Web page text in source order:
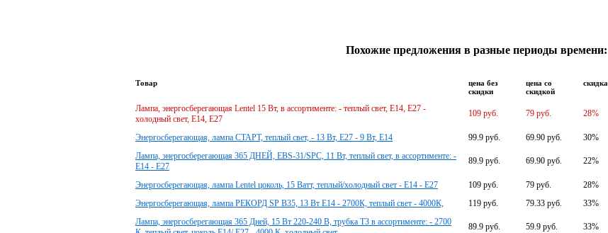
Похожие предложения в разные периоды времени:
Товар
цена без
скидки
цена со
скидкой
скидка
Лампа, энергосберегающая Lentel 15 Вт, в ассортименте: - теплый свет, Е14, Е27 -
холодный свет, Е14, Е27
109 руб. 79 руб. 28%
Энергосберегающая, лампа СТАРТ, теплый свет, - 13 Вт, Е27 - 9 Вт, Е14 99.9 руб. 69.90 руб. 30%
Лампа, энергосберегающая 365 ДНЕЙ, EBS-31/SPC, 11 Вт, теплый свет, в ассортименте: -
Е14 - Е27
89.9 руб. 69.90 руб. 22%
Энергосберегающая, лампа Lentel цоколь, 15 Ватт, теплый/холодный свет - E14 - E27 109 руб. 79 руб. 28%
Энергосберегающая, лампа РЕКОРД SP В35, 13 Вт Е14 - 2700К, теплый свет - 4000К,
119 руб. 79.33 руб. 33%
Лампа, энергосберегающая 365 Дней, 15 Вт 220-240 В, трубка Т3 в ассортименте: - 2700
89.9 руб. 59.9 руб. 33%